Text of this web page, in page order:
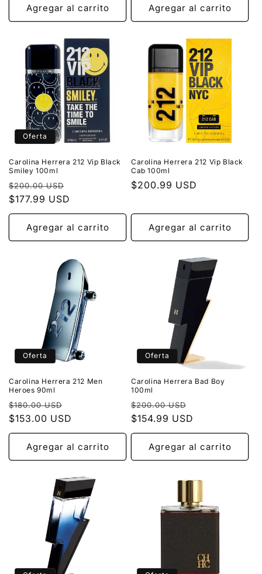
Agregar al carrito Agregar al carrito
Oferta
Carolina Herrera 212 Vip Black
Smiley 100ml
Precio
habitual
$200.00 USD
oferta
$177.99 USD
Agregar al carrito
Carolina Herrera 212 Vip Black
Cab 100ml
Precio
$200.99 USD
Agregar al carrito
Oferta
Carolina Herrera 212 Men
Heroes 90ml
Precio
habitual
$180.00 USD
de
oferta
$153.00 USD
Agregar al carrito
Oferta
Carolina Herrera Bad Boy
100ml
Precio
habitual
$200.00 USD
de
oferta
$154.99 USD
Agregar al carrito